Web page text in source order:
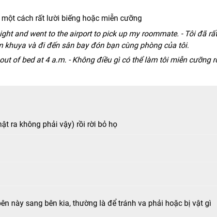
cách rất lười biếng hoặc miễn cưỡng
and went to the airport to pick up my roommate. - Tôi đã rất
và đi đến sân bay đón bạn cùng phòng của tôi.
of bed at 4 a.m. - Không điều gì có thể làm tôi miễn cưỡng
ra không phải vậy) rồi rời bỏ họ
này sang bên kia, thường là để tránh va phải hoặc bị vật gì